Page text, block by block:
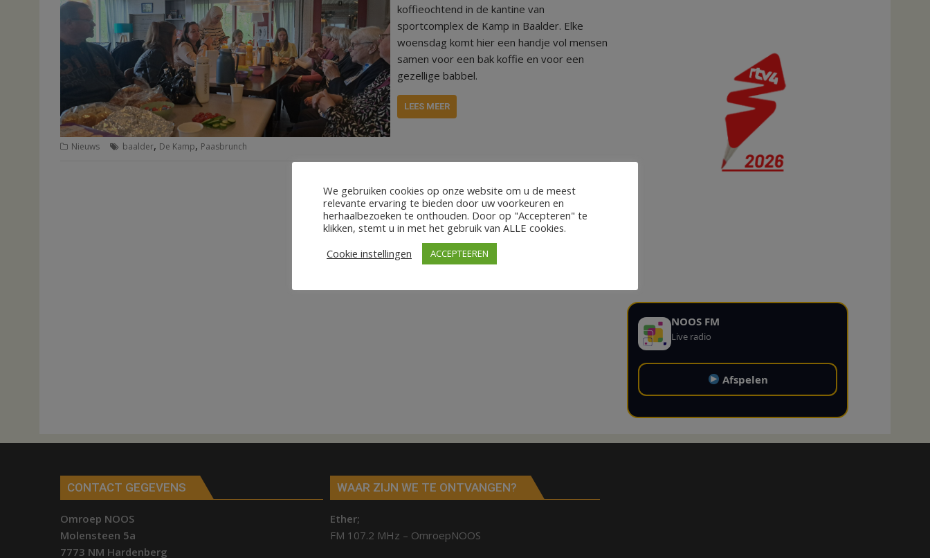
koffieochtend in de kantine van
sportcomplex de Kamp in Baalder. Elke
woensdag komt hier een handje vol mensen
samen voor een bak koffie en voor een
gezellige babbel.
LEES MEER
Nieuws baalder, De Kamp, Paasbrunch
NOOS FM
Live radio
Afspelen
CONTACT GEGEVENS
Omroep NOOS
Molensteen 5a
7773 NM Hardenberg
WAAR ZIJN WE TE ONTVANGEN?
Ether;
FM 107.2 MHz – OmroepNOOS
We gebruiken cookies op onze website om u de meest
relevante ervaring te bieden door uw voorkeuren en
herhaalbezoeken te onthouden. Door op "Accepteren" te
klikken, stemt u in met het gebruik van ALLE cookies.
Cookie instellingen
ACCEPTEEREN